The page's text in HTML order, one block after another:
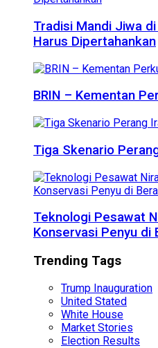
Tradisi Mandi Jiwa
Harus Dipertahankan
BRIN – Kementan
Tiga Skenario
Teknologi Pesawat
Konservasi Penyu di
Trending Tags
Trump Inauguration
United Stated
White House
Market Stories
Election Results